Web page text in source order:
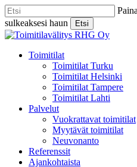
Skip
to
main
content
sulkeaksesi haun
Etsi
Close
Menu
Toimitilat
Toimitilat Turku
Toimitilat Helsinki
Toimitilat Tampere
Toimitilat Lahti
Palvelut
Vuokrattavat toimitilat
Myytävät toimitilat
Neuvonanto
Referenssit
Ajankohtaista